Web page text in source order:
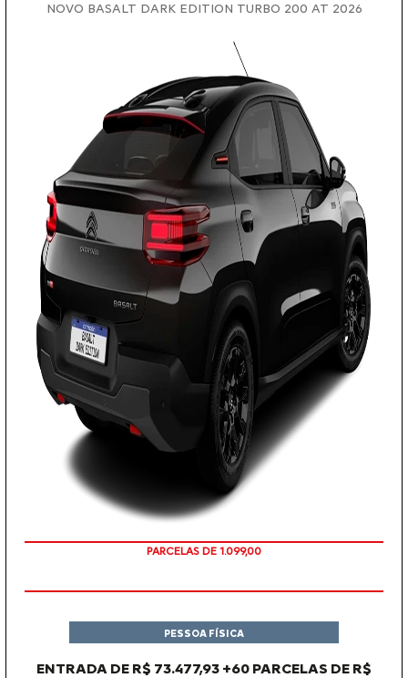
NOVO BASALT DARK EDITION TURBO 200 AT 2026
PARCELAS DE 1.099,00
ENTRADA DE R$ 73.477,93 +60 PARCELAS DE R$
PESSOA FÍSICA